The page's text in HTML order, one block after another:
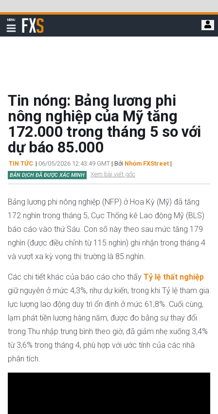
qua
đi
MENU
Hiển
thị
FXStreet
Tin nóng: Bảng lương phi
nông nghiệp của Mỹ tăng
172.000 trong tháng 5 so với
dự báo 85.000
TIN TỨC | 06/05/2026 12:43:49 GMT | Bởi Nhóm FXStreet |
BẢN DỊCH ĐÃ ĐƯỢC XÁC MINH Xem bài viết gốc
Bảng lương phi nông nghiệp (NFP) ở Hoa Kỳ (Mỹ) đã tăng
172 nghìn trong tháng 5, Cục Thống kê Lao động Mỹ (BLS)
báo cáo vào thứ Sáu. Con số này theo sau mức tăng 179
nghìn (được điều chỉnh từ 115 nghìn) ghi nhận trong tháng 4
và vượt xa kỳ vọng thị trường là 85 nghìn.
Các chi tiết khác của báo cáo cho thấy Tỷ lệ thất nghiệp
giữ nguyên ở mức 4,3%, như dự kiến, trong khi Tỷ lệ tham gia
lực lượng lao động duy trì ổn định ở mức 61,8%. Cuối cùng,
lạm phát tiền lương hàng năm, được đo bằng sự thay đổi
trong Thu nhập trung bình theo giờ, đã giảm nhẹ xuống 3,4%
từ 3,6% trong tháng 4, phù hợp với ước tính của các nhà
phân tích.